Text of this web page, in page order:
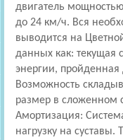
двигатель
до 24 км/ч. Вся
выводится на
данных как: текущая
энергии, пройденная
Возможность
размер в сложенном
Амортизация:
нагрузку на